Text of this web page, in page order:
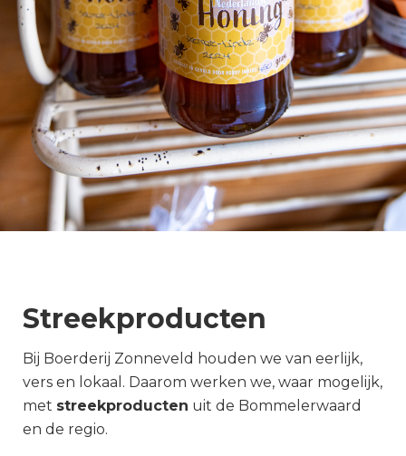
Streekproducten
Bij Boerderij Zonneveld houden we van eerlijk,
vers en lokaal. Daarom werken we, waar mogelijk,
met streekproducten uit de Bommelerwaard
en de regio.